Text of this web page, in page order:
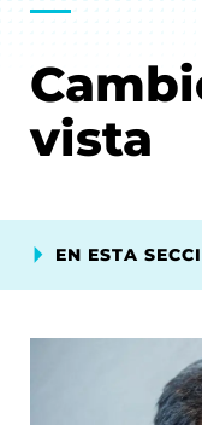
vista
EN ESTA